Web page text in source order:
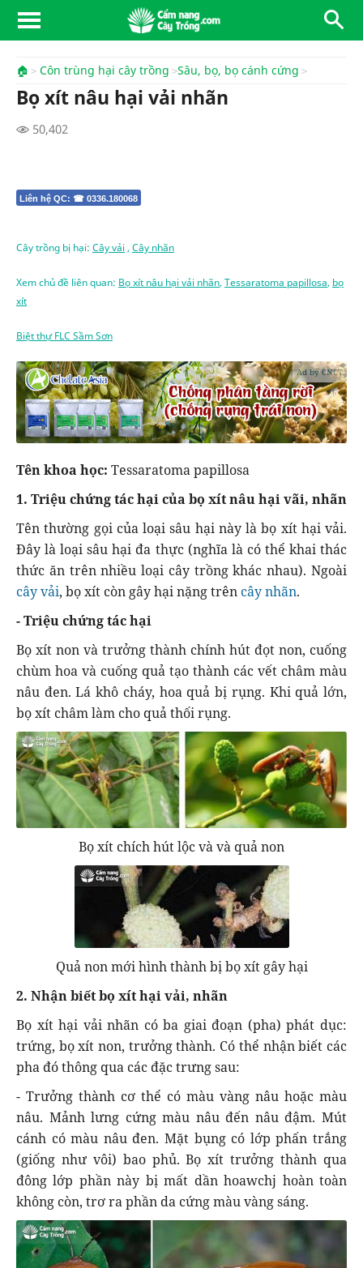
🏠 Côn trùng hại cây trồng Sâu, bọ, bọ cánh cứng
Bọ xít nâu hại vải nhãn
50,402
Liên hệ QC: ☎ 0336.180068
Cây trồng bị hại: Cây vải , Cây nhãn
Xem chủ đề liên quan: Bọ xít nâu hại vải nhãn, Tessaratoma papillosa, bọ
xít
Biệt thự FLC Sầm Sơn
Ad by CNCT
Tên khoa học: Tessaratoma papillosa
1. Triệu chứng tác hại của bọ xít nâu hại vãi, nhãn
Tên thường gọi của loại sâu hại này là bọ xít hại vải.
Đây là loại sâu hại đa thực (nghĩa là có thể khai thác
thức ăn trên nhiều loại cây trồng khác nhau). Ngoài
cây vải, bọ xít còn gây hại nặng trên cây nhãn.
- Triệu chứng tác hại
Bọ xít non và trưởng thành chính hút đọt non, cuống
chùm hoa và cuống quả tạo thành các vết châm màu
nâu đen. Lá khô cháy, hoa quả bị rụng. Khi quả lớn,
bọ xít châm làm cho quả thối rụng.
Bọ xít chích hút lộc và và quả non
Quả non mới hình thành bị bọ xít gây hại
2. Nhận biết bọ xít hại vải, nhãn
Bọ xít hại vải nhãn có ba giai đoạn (pha) phát dục:
trứng, bọ xít non, trưởng thành. Có thể nhận biết các
pha đó thông qua các đặc trưng sau:
- Trưởng thành cơ thể có màu vàng nâu hoặc màu
nâu. Mảnh lưng cứng màu nâu đến nâu đậm. Mút
cánh có màu nâu đen. Mặt bụng có lớp phấn trắng
(giống như vôi) bao phủ. Bọ xít trưởng thành qua
đông lớp phần này bị mất dần hoawchj hoàn toàn
không còn, trơ ra phần da cứng màu vàng sáng.